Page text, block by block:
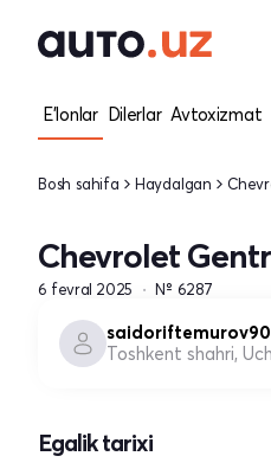
E'lonlar Dilerlar Avtoxizmat
Bosh sahifa Haydalgan
Chevrolet
6 fevral 2025 № 6287
saidoriftemurov90
Toshkent shahri,
Egalik tarixi